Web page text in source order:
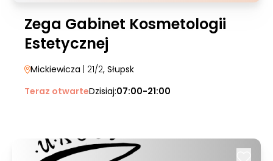
Zega Gabinet Kosmetologii
Estetycznej
Mickiewicza | 21/2, Słupsk
Teraz otwarteDzisiaj:07:00-21:00